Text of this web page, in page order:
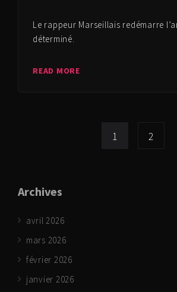
Le rappeur Marseillais redémarre
déterminé.
READ MORE
1 2
Archives
avril 2026
mars 2026
février 2026
janvier 2026